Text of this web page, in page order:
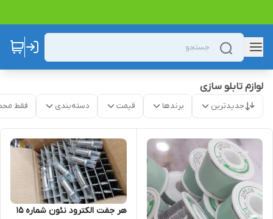
لوازم تابلو سازی
جدیدترین برندها قیمت دسته‌بندی فقط
هر جفت الکترود نئون شماره ۱۵